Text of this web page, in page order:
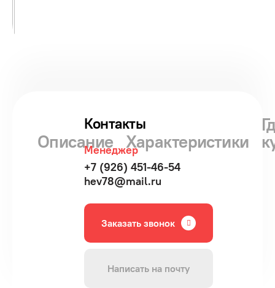
Описание Характеристики
Контакты
Менеджер
+7 (926) 451-46-54
hev78@mail.ru
Заказать звонок
Написать на почту